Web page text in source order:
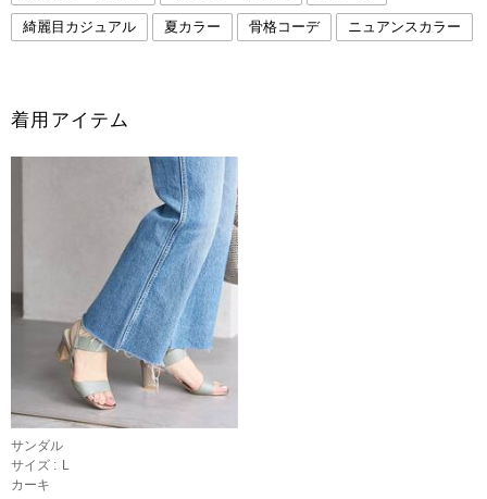
綺麗目カジュアル 夏カラー 骨格コーデ ニュアンスカラー
着用アイテム
サンダル
サイズ : L
カーキ